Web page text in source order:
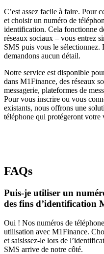
C’est assez facile à faire. Pour
et choisir un numéro de
identification. Cela fonctionne
réseaux sociaux – vous entrez
SMS puis vous le sélectionnez.
demandons aucun détail.
Notre service est disponible
dans M1Finance, des réseaux
messagerie, plateformes de
Pour vous inscrire ou vous
existants, nous offrons une
téléphone qui protégeront votre
FAQs
Puis-je utiliser un
des fins d’identification
Oui ! Nos numéros de
utilisation avec M1Finance.
et saisissez-le lors de
SMS arrive de notre côté.